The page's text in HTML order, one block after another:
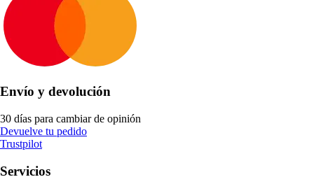
Envío y devolución
30 días para cambiar de opinión
Devuelve tu pedido
Trustpilot
Servicios